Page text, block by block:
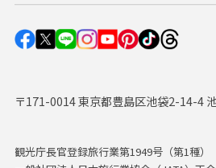
〒171-0014 東京都豊島区池袋2-14-4
観光庁長官登録旅行業第1949号（第1種）